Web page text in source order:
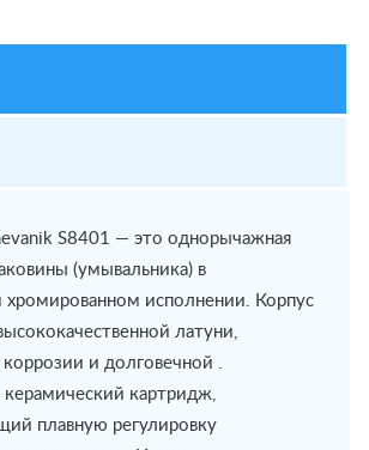
S8401 — это однорычажная
(умывальника) в
хромированном исполнении. Корпус
латуни,
и долговечной .
картридж,
плавную регулировку